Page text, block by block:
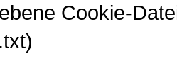
Cookie-